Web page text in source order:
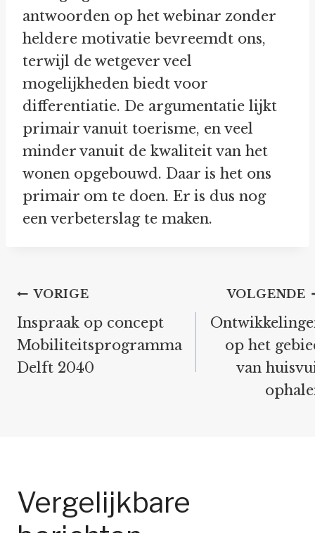
antwoorden op het webinar zonder
heldere motivatie bevreemdt ons,
terwijl de wetgever veel
mogelijkheden biedt voor
differentiatie. De argumentatie lijkt
primair vanuit toerisme, en veel
minder vanuit de kwaliteit van het
wonen opgebouwd. Daar is het ons
primair om te doen. Er is dus nog
een verbeterslag te maken.
Bericht
navigatie
VORIGE
Inspraak op concept
Mobiliteitsprogramma
Delft 2040
VOLGENDE
op het
van
Vergelijkbare